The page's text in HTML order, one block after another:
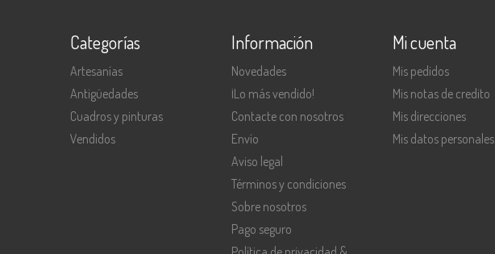
Categorías
Artesanías
Antigüedades
Cuadros y pinturas
Vendidos
Información
Novedades
¡Lo más vendido!
Contacte con nosotros
Envío
Aviso legal
Términos y condiciones
Sobre nosotros
Pago seguro
Mi cuenta
Mis pedidos
Mis notas de credito
Mis direcciones
Mis datos personales